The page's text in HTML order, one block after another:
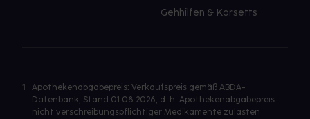
Gehhilfen & Korsetts
1
Apothekenabgabepreis: Verkaufspreis gemäß ABDA-
Datenbank, Stand 01.08.2026, d. h. Apothekenabgabepreis
nicht verschreibungspflichtiger Medikamente zulasten